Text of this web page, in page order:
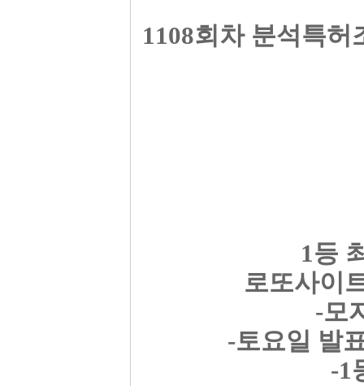
1108회차 분석특
1등
로또사이
-모
-토요일 발
-1